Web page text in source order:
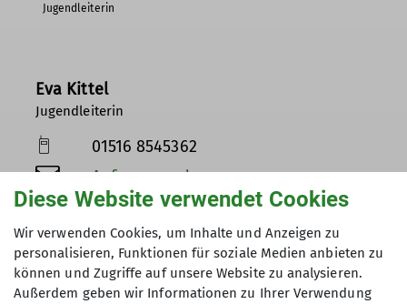
Jugendleiterin
Eva Kittel
Jugendleiterin
01516 8545362
Anfrage senden
Diese Website verwendet Cookies
Wir verwenden Cookies, um Inhalte und Anzeigen zu
personalisieren, Funktionen für soziale Medien anbieten zu
können und Zugriffe auf unsere Website zu analysieren.
Außerdem geben wir Informationen zu Ihrer Verwendung